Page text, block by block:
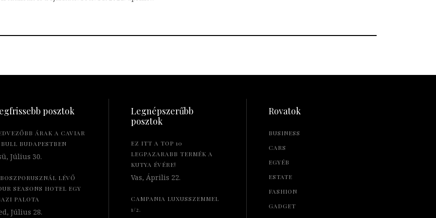
posztok
ÁRAK A CAVIAR
BUDAPESTBEN
Július 30.
LÉVŐ
SEASONS HOTEL EGY
PALOTA
Július 28.
Legnépszerűbb
posztok
EZ ITT A TOP 10
LEGPAZARABB TERMÉK A
KUTYA ÉVÉRE!
Vas, Április 22.
CAMPANIA LUXUSSZEMMEL
1/2.
Rovatok
BUSINESS
CARS
EGYÉB
ESTATE
FASHION
GADGET